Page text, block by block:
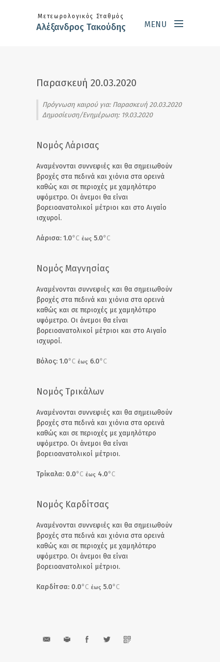
Μετεωρολογικός Σταθμός
Αλέξανδρος Τακούδης MENU
Παρασκευή 20.03.2020
Πρόγνωση καιρού για: Παρασκευή 20.03.2020
Δημοσίευση/Ενημέρωση: 19.03.2020
Νομός Λάρισας
Αναμένονται συννεφιές και θα σημειωθούν
βροχές στα πεδινά και χιόνια στα ορεινά
καθώς και σε περιοχές με χαμηλότερο
υψόμετρο. Οι άνεμοι θα είναι
βορειοανατολικοί μέτριοι και στο Αιγαίο
ισχυροί.
Λάρισα: 1.0°C έως 5.0°C
Νομός Μαγνησίας
Αναμένονται συννεφιές και θα σημειωθούν
βροχές στα πεδινά και χιόνια στα ορεινά
καθώς και σε περιοχές με χαμηλότερο
υψόμετρο. Οι άνεμοι θα είναι
βορειοανατολικοί μέτριοι και στο Αιγαίο
ισχυροί.
Βόλος: 1.0°C έως 6.0°C
Νομός Τρικάλων
Αναμένονται συννεφιές και θα σημειωθούν
βροχές στα πεδινά και χιόνια στα ορεινά
καθώς και σε περιοχές με χαμηλότερο
υψόμετρο. Οι άνεμοι θα είναι
βορειοανατολικοί μέτριοι.
Τρίκαλα: 0.0°C έως 4.0°C
Νομός Καρδίτσας
Αναμένονται συννεφιές και θα σημειωθούν
βροχές στα πεδινά και χιόνια στα ορεινά
καθώς και σε περιοχές με χαμηλότερο
υψόμετρο. Οι άνεμοι θα είναι
βορειοανατολικοί μέτριοι.
Καρδίτσα: 0.0°C έως 5.0°C